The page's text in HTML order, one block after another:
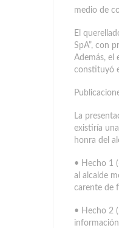
medio de
El
SpA”, con
Además, el
constituyó
La
existiría
honra del
• Hecho 1
al alcalde
carente de
• Hecho 2